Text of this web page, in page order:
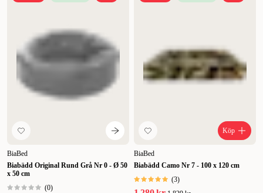
BiaBed
Biabädd Original Rund Grå Nr 0 - Ø 50
x 50 cm
(0)
Köp
BiaBed
Biabädd Camo Nr 7 - 100 x 120 cm
(3)